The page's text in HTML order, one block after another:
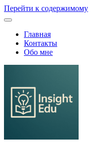
Перейти к содержимому
Главная
Контакты
Обо мне